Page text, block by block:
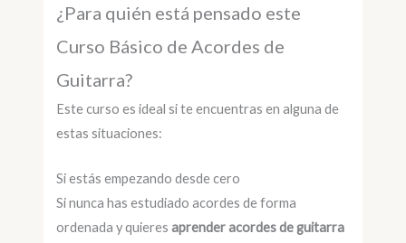
¿Para quién está pensado este
Curso Básico de Acordes de
Guitarra?
Este curso es ideal si te encuentras en alguna de
estas situaciones:
Si estás empezando desde cero
Si nunca has estudiado acordes de forma
ordenada y quieresaprender acordes de guitarra